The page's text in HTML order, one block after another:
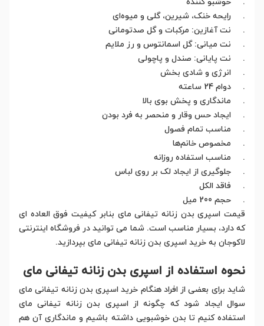
. رایحه خنک، شیرین، گلی و میوه‌ای
. نت آغازین: مرکبات و گل صدتومانی
. نت میانی: گل اسمانتوس و رز ملایم
. نت پایانی: صندل و پاچولی
. انرژی و شادی بخش
. دوام 24 ساعته
. ماندگاری و پخش بوی بالا
. ایجاد حس وقار و منحصر به فرد بودن
. مناسب تمام فصول
. مخصوص خانم‌ها
. مناسب استفاده روزانه
. جلوگیری از ایجاد لک بر روی لباس
. فاقد الکل
. حجم 200 میل
قیمت اسپری بدن زنانه تیفانی مای بنابر کیفیت فوق العاده ای
که دارد، بسیار مناسب است. شما می توانید در فروشگاه اینترنتی
لاکوجان به خرید اسپری بدن زنانه تیفانی مای بپردازید.
نحوه استفاده از اسپری بدن زنانه تیفانی مای
شاید برای بعضی از افراد هنگام خرید اسپری بدن زنانه تیفانی مای
سوال ایجاد شود که چگونه از اسپری بدن زنانه تیفانی مای
استفاده کنیم تا بدن خوشبویی داشته باشیم و ماندگاری آن هم